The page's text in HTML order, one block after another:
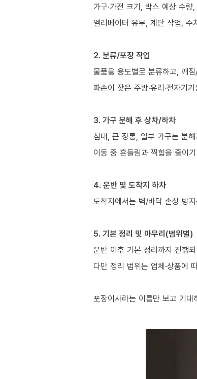
가구·가전 크기, 박스 예상 수
엘리베이터 유무, 계단 작업,
2. 분류/포장 작업
물품을 용도별로 분류하고, 깨
파손이 잦은 주방·유리·전자기
3. 가구 분해 후 상차/하차
침대, 큰 장롱, 일부 가구는 분
이동 중 흔들림과 찍힘을 줄이
4. 운반 및 도착지 하차
도착지에서는 벽/바닥 손상 방
5. 기본 정리 및 마무리(범위별)
운반 이후 기본 정리까지 진행
다만 정리 범위는 업체·상품에
포장이사라는 이름만 보고 기